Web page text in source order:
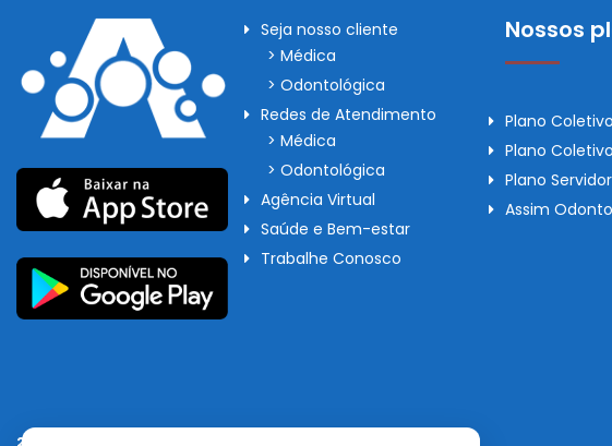
Seja nosso cliente
> Médica
> Odontológica
Redes de Atendimento
> Médica
> Odontológica
Agência Virtual
Saúde e Bem-estar
Trabalhe Conosco
Nossos
Plano
Plano
Plano
Assim Odonto
267956550